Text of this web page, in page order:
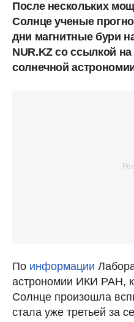
После нескольких
Солнце ученые
дни магнитные бури
NUR.KZ со ссылкой
солнечной
По информации
астрономии ИКИ РАН,
Солнце произошла
стала уже третьей за